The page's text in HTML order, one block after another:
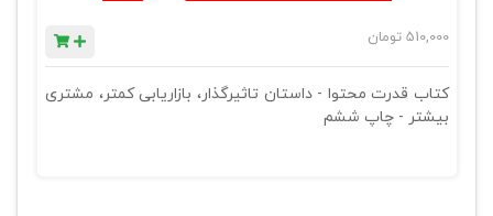
510,000 تومان
کتاب قدرت محتوا - داستان تاثیرگذار، بازاریابی کمتر، مشتری
بیشتر - چاپ ششم